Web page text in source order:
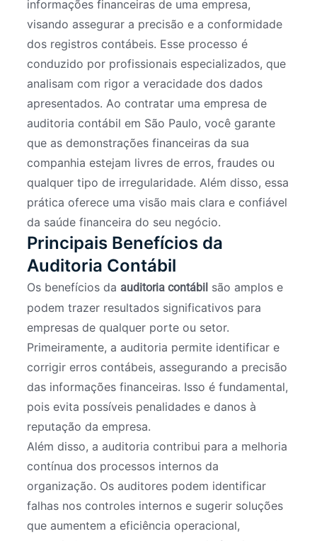
informações financeiras de uma empresa,
visando assegurar a precisão e a conformidade
dos registros contábeis. Esse processo é
conduzido por profissionais especializados, que
analisam com rigor a veracidade dos dados
apresentados. Ao contratar uma empresa de
auditoria contábil em São Paulo, você garante
que as demonstrações financeiras da sua
companhia estejam livres de erros, fraudes ou
qualquer tipo de irregularidade. Além disso, essa
prática oferece uma visão mais clara e confiável
da saúde financeira do seu negócio.
Principais Benefícios da
Auditoria Contábil
Os benefícios da auditoria contábil são amplos e
podem trazer resultados significativos para
empresas de qualquer porte ou setor.
Primeiramente, a auditoria permite identificar e
corrigir erros contábeis, assegurando a precisão
das informações financeiras. Isso é fundamental,
pois evita possíveis penalidades e danos à
reputação da empresa.
Além disso, a auditoria contribui para a melhoria
contínua dos processos internos da
organização. Os auditores podem identificar
falhas nos controles internos e sugerir soluções
que aumentem a eficiência operacional,